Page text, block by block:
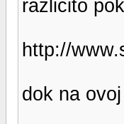
razlicito
http://
dok na